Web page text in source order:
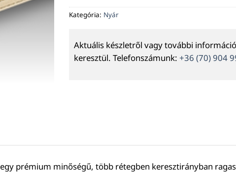
Kategória: Nyár
Aktuális készletről vagy további
keresztül. Telefonszámunk: +36 (70) 904
egy prémium minőségű, több rétegben keresztirányban